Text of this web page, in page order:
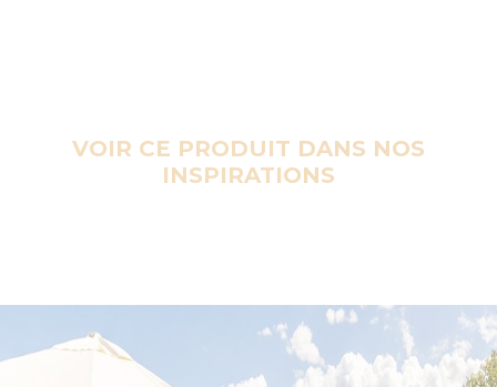
VOIR CE PRODUIT DANS NOS
INSPIRATIONS